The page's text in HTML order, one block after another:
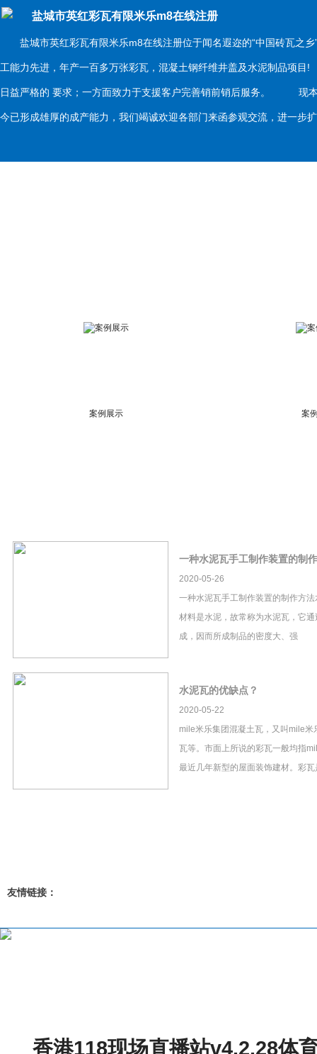
盐城市英红彩瓦有限米乐m8在线注册
盐城市英红彩瓦有限米乐m8在线注册位于闻名遐迩的“中国砖瓦之乡
工能力先进，年产一百多万张彩瓦，混凝土钢纤维井盖及水泥制品项
日益严格的 要求；一方面致力于支援客户完善销前销后服务。 现本
今已形成雄厚的成产能力，我们竭诚欢迎各部门来函参观交流，进一
案例展示 案
一种水泥瓦手工制作装置的制
2020-05-26
一种水泥瓦手工制作装置的制作方
材料是水泥，故常称为水泥瓦，它
成，因而所成制品的密度大、强
水泥瓦的优缺点？
2020-05-22
mile米乐集团混凝土瓦，又叫mile米
瓦等。市面上所说的彩瓦一般均指
最近几年新型的屋面装饰建材。彩
友情链接：
香港118现场直播站v4.2.28体